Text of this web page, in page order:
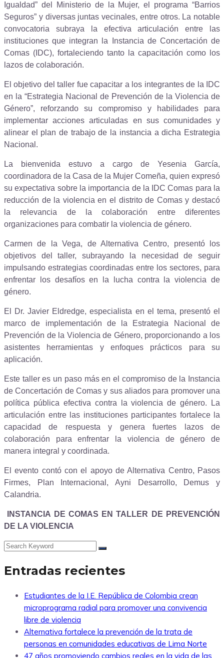
Igualdad” del Ministerio de la Mujer, el programa “Barrios
Seguros” y diversas juntas vecinales, entre otros. La notable
convocatoria subraya la efectiva articulación entre las
instituciones que integran la Instancia de Concertación de
Comas (IDC), fortaleciendo tanto la capacitación como los
lazos de colaboración.
El objetivo del taller fue capacitar a los integrantes de la IDC
en la “Estrategia Nacional de Prevención de la Violencia de
Género”, reforzando su compromiso y habilidades para
implementar acciones articuladas en sus comunidades y
alinear el plan de trabajo de la instancia a dicha Estrategia
Nacional.
La bienvenida estuvo a cargo de Yesenia García,
coordinadora de la Casa de la Mujer Comeña, quien expresó
su expectativa sobre la importancia de la IDC Comas para la
reducción de la violencia en el distrito de Comas y destacó
la relevancia de la colaboración entre diferentes
organizaciones para combatir la violencia de género.
Carmen de la Vega, de Alternativa Centro, presentó los
objetivos del taller, subrayando la necesidad de seguir
impulsando estrategias coordinadas entre los sectores, para
enfrentar los desafíos en la lucha contra la violencia de
género.
El Dr. Javier Eldredge, especialista en el tema, presentó el
marco de implementación de la Estrategia Nacional de
Prevención de la Violencia de Género, proporcionando a los
asistentes herramientas y enfoques prácticos para su
aplicación.
Este taller es un paso más en el compromiso de la Instancia
de Concertación de Comas y sus aliados para promover una
política pública efectiva contra la violencia de género. La
articulación entre las instituciones participantes fortalece la
capacidad de respuesta y genera fuertes lazos de
colaboración para enfrentar la violencia de género de
manera integral y coordinada.
El evento contó con el apoyo de Alternativa Centro, Pasos
Firmes, Plan Internacional, Ayni Desarrollo, Demus y
Calandria.
INSTANCIA DE COMAS EN TALLER DE PREVENCIÓN
DE LA VIOLENCIA
Entradas recientes
Estudiantes de la I.E. República de Colombia crean
microprograma radial para promover una convivencia
libre de violencia
Alternativa fortalece la prevención de la trata de
personas en comunidades educativas de Lima Norte
47 años promoviendo cambios reales en la vida de las